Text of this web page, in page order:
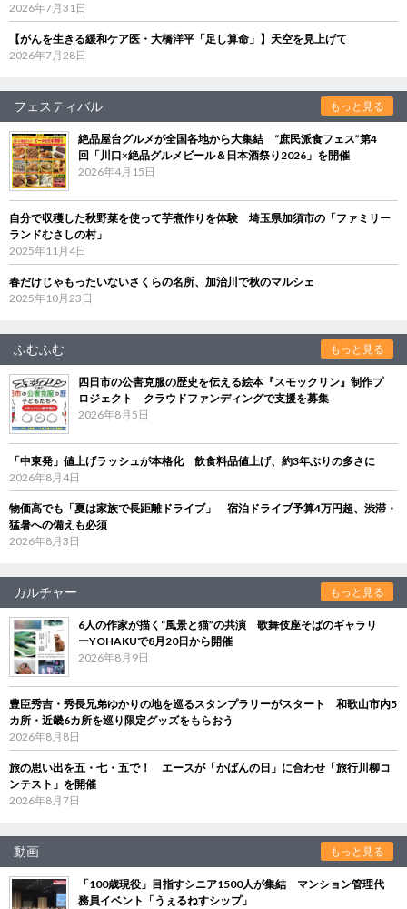
2026年7月31日
【がんを生きる緩和ケア医・大橋洋平「足し算命」】天空を見上げて
2026年7月28日
フェスティバル もっと見る
絶品屋台グルメが全国各地から大集結 “庶民派食フェス”第4
回「川口×絶品グルメビール＆日本酒祭り2026」を開催
2026年4月15日
自分で収穫した秋野菜を使って芋煮作りを体験 埼玉県加須市の「ファミリー
ランドむさしの村」
2025年11月4日
春だけじゃもったいないさくらの名所、加治川で秋のマルシェ
2025年10月23日
ふむふむ もっと見る
四日市の公害克服の歴史を伝える絵本『スモックリン』制作プ
ロジェクト クラウドファンディングで支援を募集
2026年8月5日
「中東発」値上げラッシュが本格化 飲食料品値上げ、約3年ぶりの多さに
2026年8月4日
物価高でも「夏は家族で長距離ドライブ」 宿泊ドライブ予算4万円超、渋滞・
猛暑への備えも必須
2026年8月3日
カルチャー もっと見る
6人の作家が描く“風景と猫”の共演 歌舞伎座そばのギャラリ
ーYOHAKUで8月20日から開催
2026年8月9日
豊臣秀吉・秀長兄弟ゆかりの地を巡るスタンプラリーがスタート 和歌山市内5
カ所・近畿6カ所を巡り限定グッズをもらおう
2026年8月8日
旅の思い出を五・七・五で！ エースが「かばんの日」に合わせ「旅行川柳コ
ンテスト」を開催
2026年8月7日
動画 もっと見る
「100歳現役」目指すシニア1500人が集結 マンション管理代
務員イベント「うぇるねすシップ」